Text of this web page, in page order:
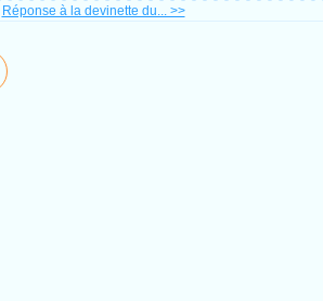
Réponse à la devinette du... >>